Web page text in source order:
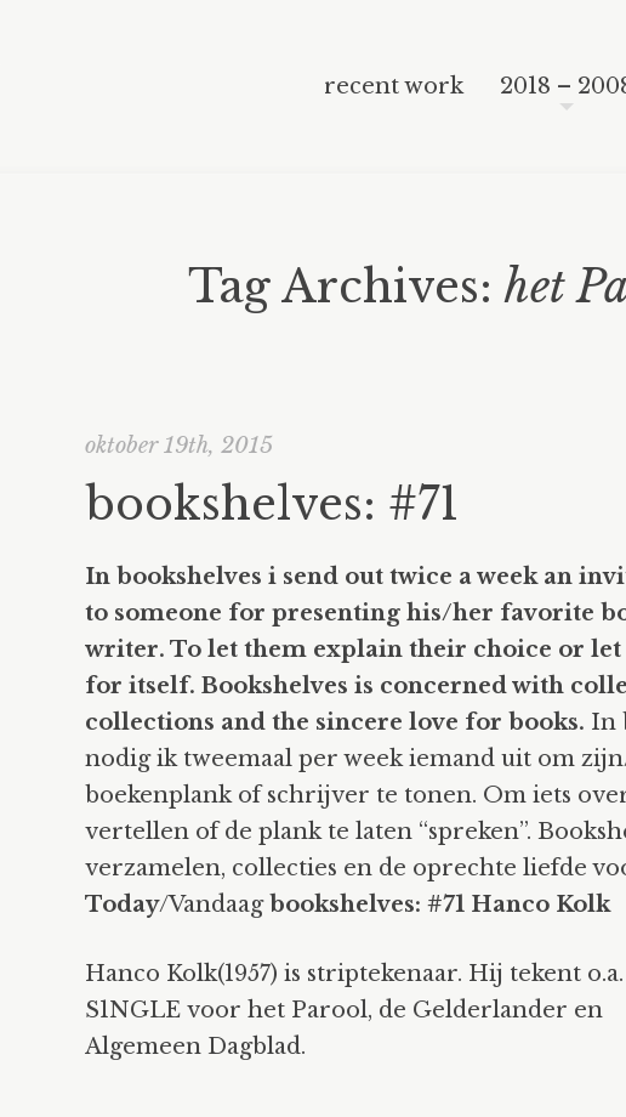
recent work 2018 –
Tag Archives:het
oktober 19th, 2015
bookshelves: #71
In bookshelves i send out twice a week an
to someone for presenting his/her favorite
writer. To let them explain their choice or let
for itself. Bookshelves is concerned with
collections and the sincere love for books. In
nodig ik tweemaal per week iemand uit om
boekenplank of schrijver te tonen. Om iets
vertellen of de plank te laten “spreken”.
verzamelen, collecties en de oprechte liefde
Today/Vandaag bookshelves: #71 Hanco Kolk
Hanco Kolk(1957) is striptekenaar. Hij tekent
S1NGLE voor het Parool, de Gelderlander en
Algemeen Dagblad.